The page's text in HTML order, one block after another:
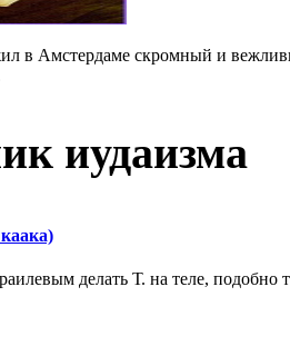
в Амстердаме скромный и
иудаизма
делать Т. на теле, подобно